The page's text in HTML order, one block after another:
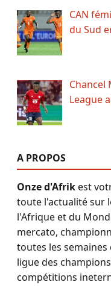
CAN
du Sud
Chancel
League
A PROPOS
Onze d'Afrikest
toute l'actualité sur
l'Afrique et du
mercato,
toutes les
ligue des
compétitions